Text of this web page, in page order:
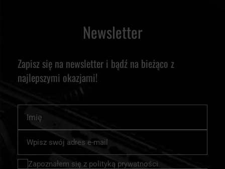
Newsletter
Zapisz się na newsletter i bądź na bieżąco z
najlepszymi okazjami!
nasz
newsletter:
Zapoznałem się z polityką prywatności